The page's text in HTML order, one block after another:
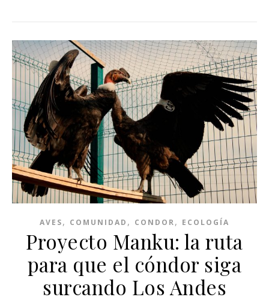
AVES, COMUNIDAD , CONDOR, ECOLOGÍA
Proyecto Manku: la ruta
para que el cóndor siga
surcando Los Andes